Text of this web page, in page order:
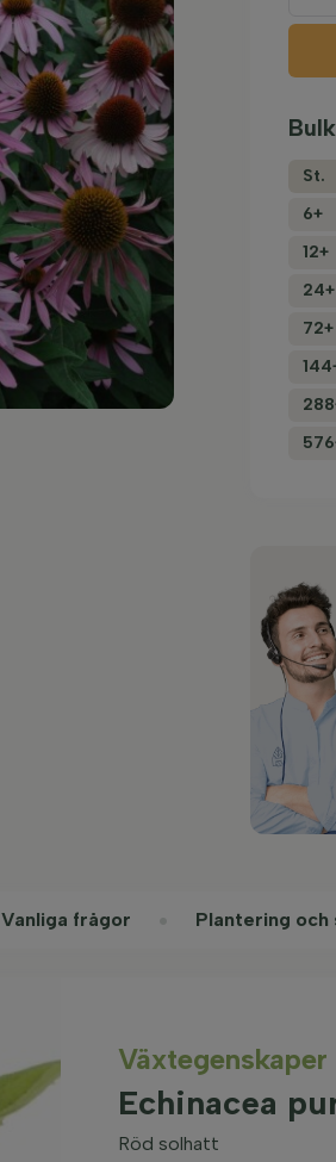
St.
6+
12+
24+
72+
Vanliga frågor Plantering och
Växtegenskaper
Echinacea
Röd solhatt